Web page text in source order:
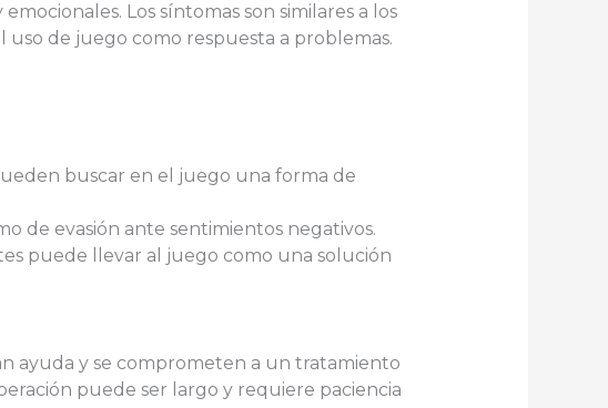
Los síntomas son similares a los
uso de juego como respuesta a problemas.
buscar en el juego una forma de
de evasión ante sentimientos negativos.
puede llevar al juego como una solución
ayuda y se comprometen a un tratamiento
puede ser largo y requiere paciencia